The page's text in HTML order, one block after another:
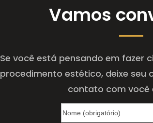
Vamos
Se você está pensando em fazer
procedimento estético, deixe seu
contato com você